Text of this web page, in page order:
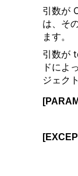
引数が
は、そ
ます。
引数が
ドによ
ジェク